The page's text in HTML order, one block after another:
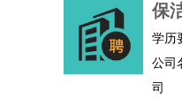
保
学历
公司
司